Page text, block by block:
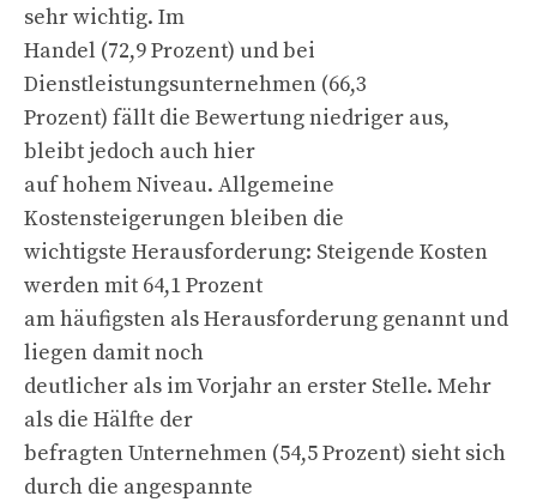
sehr wichtig. Im
Handel (72,9 Prozent) und bei
Dienstleistungsunternehmen (66,3
Prozent) fällt die Bewertung niedriger aus,
bleibt jedoch auch hier
auf hohem Niveau. Allgemeine
Kostensteigerungen bleiben die
wichtigste Herausforderung: Steigende Kosten
werden mit 64,1 Prozent
am häufigsten als Herausforderung genannt und
liegen damit noch
deutlicher als im Vorjahr an erster Stelle. Mehr
als die Hälfte der
befragten Unternehmen (54,5 Prozent) sieht sich
durch die angespannte